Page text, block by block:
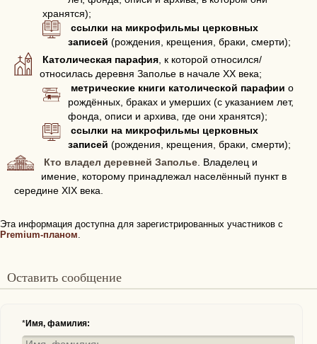
хранятся);
ссылки на микрофильмы церковных
записей (рождения, крещения, браки, смерти);
Католическая парафия , к которой относился/
относилась деревня Заполье в начале XX века;
метрические книги католической парафии о
рождённых, браках и умерших (с указанием лет,
фонда, описи и архива, где они хранятся);
ссылки на микрофильмы церковных
записей (рождения, крещения, браки, смерти);
Кто владел деревней Заполье. Владелец и
имение, которому принадлежал населённый пункт в
середине XIX века.
Эта информация доступна для зарегистрированных участников с
Premium-планом.
Оставить сообщение
*Имя, фамилия: